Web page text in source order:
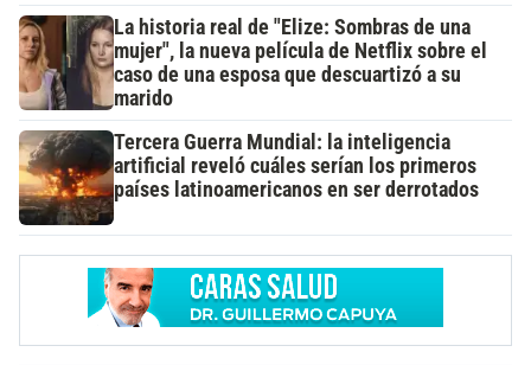
La historia real de "Elize: Sombras de una
mujer", la nueva película de Netflix sobre el
caso de una esposa que descuartizó a su
marido
Tercera Guerra Mundial: la inteligencia
artificial reveló cuáles serían los primeros
países latinoamericanos en ser derrotados